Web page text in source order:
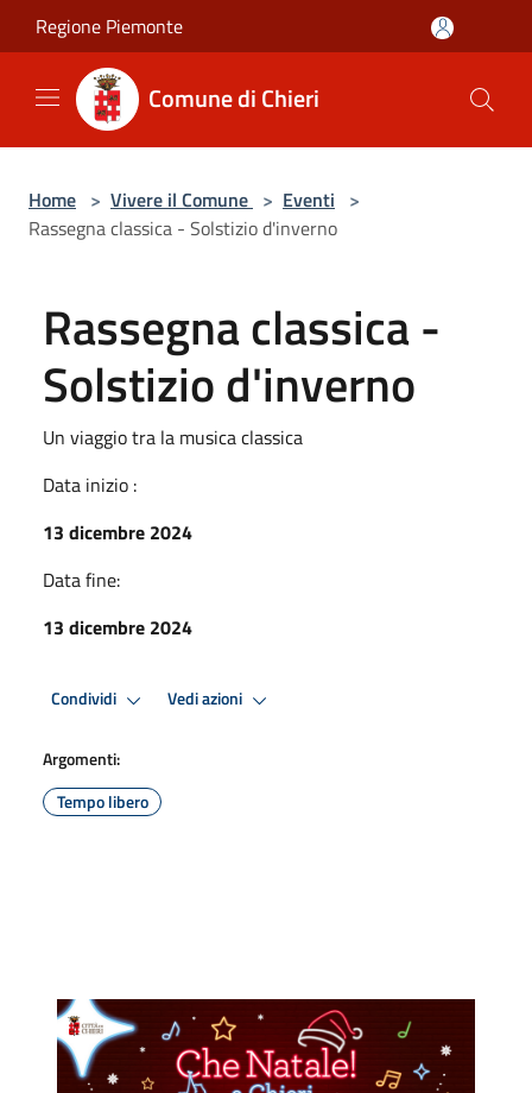
Salta al contenuto principale
Regione Piemonte
Comune di Chieri
Home > Vivere il Comune > Eventi >
Rassegna classica - Solstizio d'inverno
Rassegna classica -
Solstizio d'inverno
Un viaggio tra la musica classica
Data inizio :
13 dicembre 2024
Data fine:
13 dicembre 2024
Condividi Vedi azioni
Argomenti:
Tempo libero